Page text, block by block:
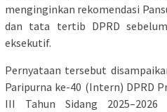
menginginkan rekomendasi
dan tata tertib DPRD
eksekutif.
Pernyataan tersebut
Paripurna ke-40 (Intern) DPRD
III Tahun Sidang